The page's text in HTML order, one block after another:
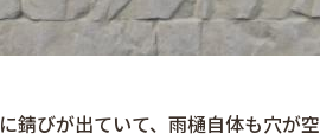
錆びが出ていて、雨樋自体も穴が